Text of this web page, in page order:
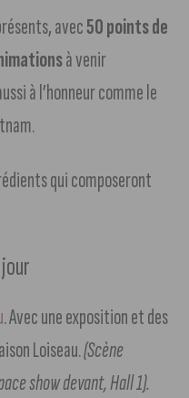
avec50 points de
à venir
à l’honneur comme le
qui composeront
. Avec une exposition et des
Loiseau.(Scène
show devant, Hall 1).